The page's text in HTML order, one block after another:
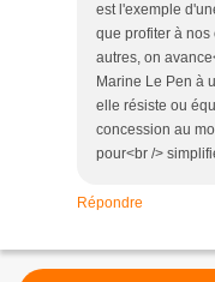
est l'exemple
que profiter à
autres, on
Marine Le Pen à
elle résiste ou
concession au
pour<br />
Répondre